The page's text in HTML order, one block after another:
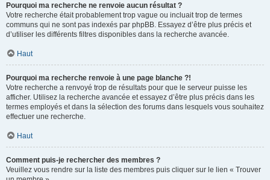
Pourquoi ma recherche ne renvoie aucun résultat ?
Votre recherche était probablement trop vague ou incluait trop de termes
communs qui ne sont pas indexés par phpBB. Essayez d’être plus précis et
d’utiliser les différents filtres disponibles dans la recherche avancée.
Haut
Pourquoi ma recherche renvoie à une page blanche ?!
Votre recherche a renvoyé trop de résultats pour que le serveur puisse les
afficher. Utilisez la recherche avancée et essayez d’être plus précis dans les
termes employés et dans la sélection des forums dans lesquels vous souhaitez
effectuer une recherche.
Haut
Comment puis-je rechercher des membres ?
Veuillez vous rendre sur la liste des membres puis cliquer sur le lien « Trouver